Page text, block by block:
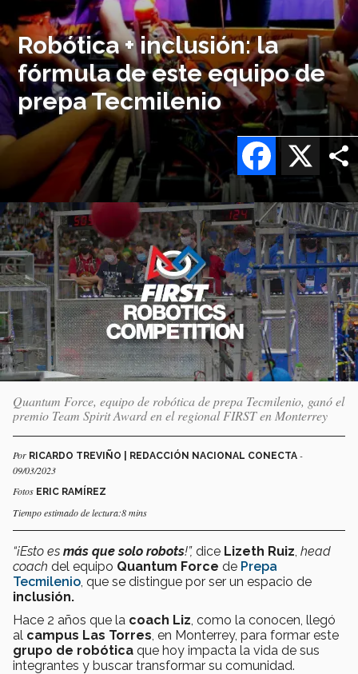
Robótica + inclusión: la
fórmula de este equipo de
prepa Tecmilenio
X
Facebook
Imagen
o
logo
Quantum Force, equipo de robótica de prepa Tecmilenio, ganó el
premio Team Spirit Award en el regional FIRST en Monterrey
Por RICARDO TREVIÑO | REDACCIÓN NACIONAL CONECTA -
09/03/2023
Fotos ERIC RAMÍREZ
Tiempo estimado de lectura:8 mins
“¡Esto es más que solo robots!”, dice Lizeth Ruiz head
coach del equipo Quantum Force de Prepa
Tecmilenio , que se distingue por ser un espacio de
inclusión.
Hace 2 años que la coach Liz , como la conocen, llegó
al campus Las Torres , en Monterrey, para formar este
grupo de robótica que hoy impacta la vida de sus
integrantes y buscar transformar su comunidad.